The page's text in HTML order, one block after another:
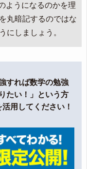
ようになるのかを理
丸暗記するのではな
にしましょう。
すれば数学の勉強
たい！」という方
用してください！